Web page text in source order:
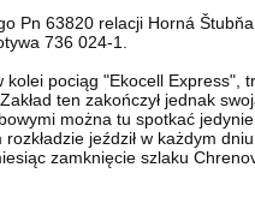
63820 relacji Horná
736 024-1.
pociąg "Ekocell
ten zakończył jednak
można tu spotkać
jeździł w każdym
zamknięcie szlaku